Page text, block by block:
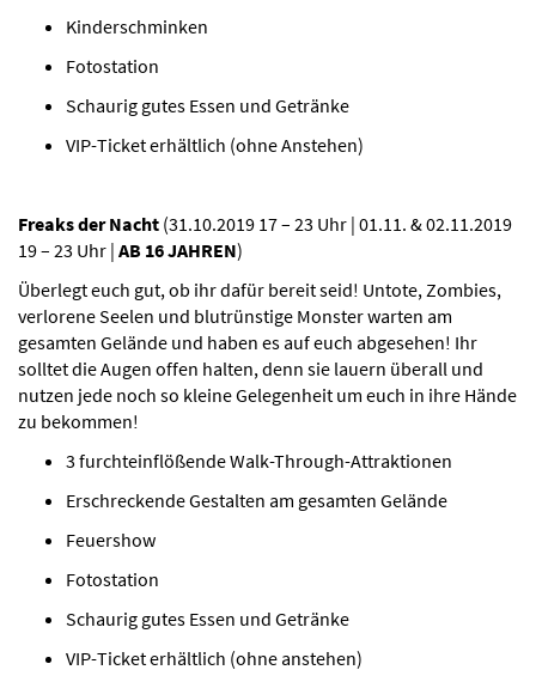
Kinderschminken
Fotostation
Schaurig gutes Essen und Getränke
VIP-Ticket erhältlich (ohne Anstehen)
Freaks der Nacht (31.10.2019 17 – 23 Uhr | 01.11. & 02.11.2019
19 – 23 Uhr | AB 16 JAHREN)
Überlegt euch gut, ob ihr dafür bereit seid! Untote, Zombies,
verlorene Seelen und blutrünstige Monster warten am
gesamten Gelände und haben es auf euch abgesehen! Ihr
solltet die Augen offen halten, denn sie lauern überall und
nutzen jede noch so kleine Gelegenheit um euch in ihre Hände
zu bekommen!
3 furchteinflößende Walk-Through-Attraktionen
Erschreckende Gestalten am gesamten Gelände
Feuershow
Fotostation
Schaurig gutes Essen und Getränke
VIP-Ticket erhältlich (ohne anstehen)